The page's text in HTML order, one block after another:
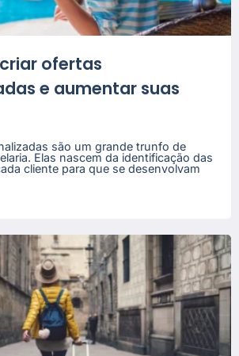
ofertas
e aumentar suas
são um grande trunfo de
Elas nascem da identificação das
cliente para que se desenvolvam